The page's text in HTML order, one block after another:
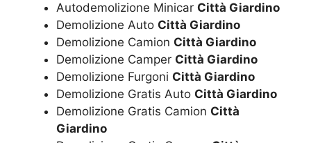
Autodemolizione Minicar Città Giardino
Demolizione Auto Città Giardino
Demolizione Camion Città Giardino
Demolizione Camper Città Giardino
Demolizione Furgoni Città Giardino
Demolizione Gratis Auto Città Giardino
Demolizione Gratis Camion Città
Giardino